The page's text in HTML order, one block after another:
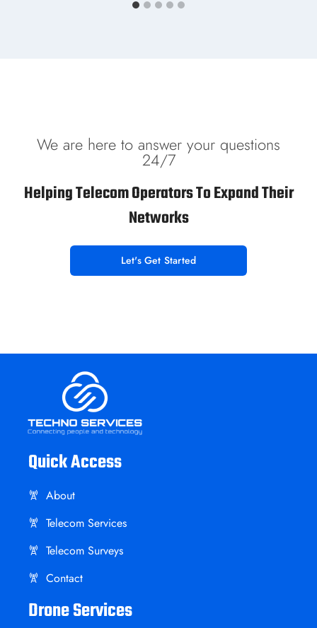
We are here to answer your questions
24/7
Helping Telecom Operators To Expand Their
Networks
Let's Get Started
Quick Access
About
Telecom Services
Telecom Surveys
Contact
Drone Services